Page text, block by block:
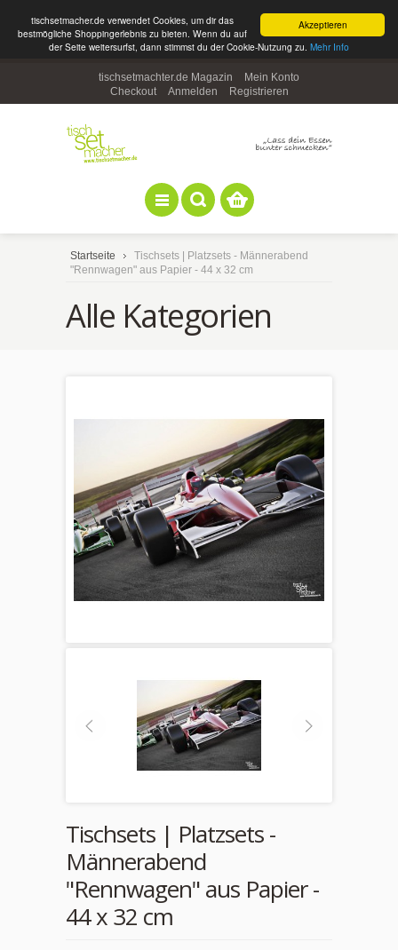
Akzeptieren
tischsetmacher.de verwendet Cookies, um dir das
bestmögliche Shoppingerlebnis zu bieten. Wenn du auf
der Seite weitersurfst, dann stimmst du der Cookie-Nutzung zu. Mehr Info
tischsetmachter.de Magazin
Mein Konto
Checkout
Anmelden Registrieren
Startseite
Tischsets | Platzsets - Männerabend
"Rennwagen" aus Papier - 44 x 32 cm
Alle Kategorien
Tischsets | Platzsets -
Männerabend
"Rennwagen" aus Papier -
44 x 32 cm